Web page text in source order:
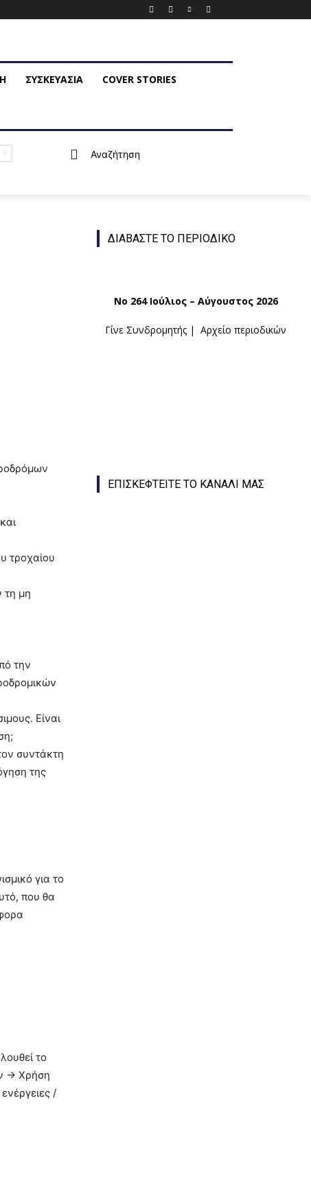
ΣΥΣΚΕΥΑΣΙΑ COVER STORIES
Αναζήτηση
τροχαίου
τη μη
την
Είναι
συντάκτη
της
για το
που θα
το
-> Χρήση
/
ΔΙΑΒΑΣΤΕ ΤΟ ΠΕΡΙΟΔΙΚΟ
Νο 264 Ιούλιος – Αύγουστος 2026
Γίνε Συνδρομητής | Αρχείο περιοδικών
ΕΠΙΣΚΕΦΤΕΙΤΕ ΤΟ ΚΑΝΑΛΙ ΜΑΣ